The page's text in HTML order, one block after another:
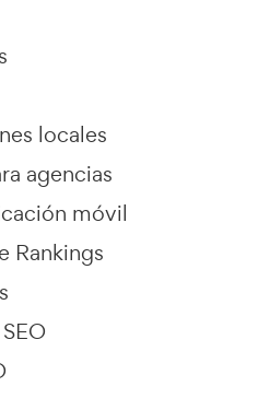
locales
agencias
móvil
Rankings